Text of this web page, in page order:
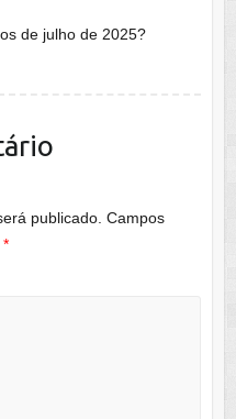
de julho de 2025?
publicado. Campos
*